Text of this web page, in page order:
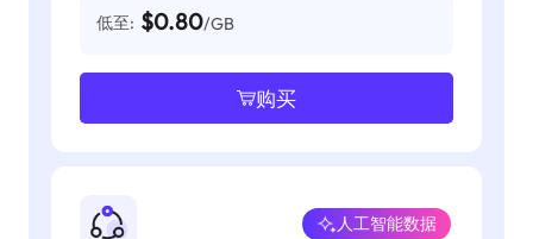
低至: $0.80/GB
购买
人工智能数据